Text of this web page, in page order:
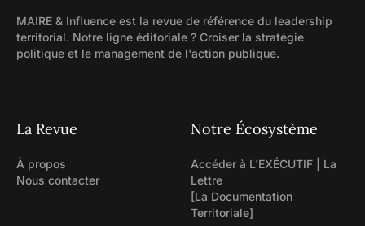
MAIRE & Influence est la revue de référence du leadership
territorial. Notre ligne éditoriale ? Croiser la stratégie
politique et le management de l'action publique.
La Revue
À propos
Nous contacter
Notre Écosystème
Accéder à L'EXÉCUTIF | La
Lettre
[La Documentation
Territoriale]